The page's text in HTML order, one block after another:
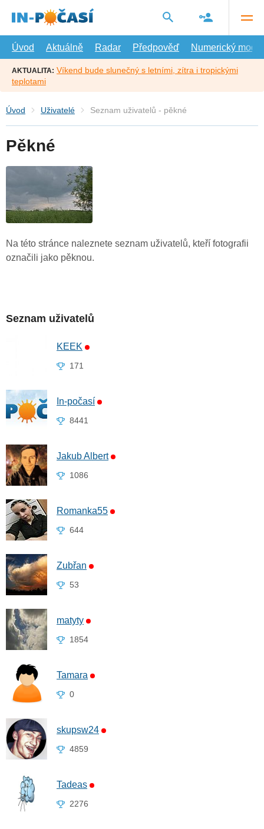
hlavní
Úvod
Aktuálně Radar Předpověď Numerický model
AKTUALITA: Víkend bude slunečný s letními, zítra i tropickými
teplotami
Úvod Uživatelé Seznam uživatelů - pěkné
Pěkné
Na této stránce naleznete seznam uživatelů, kteří fotografii
označili jako pěknou.
Seznam uživatelů
KEEK
171
In-počasí
8441
Jakub Albert
1086
Romanka55
644
Zubřan
53
matyty
1854
Tamara
0
skupsw24
4859
Tadeas
2276